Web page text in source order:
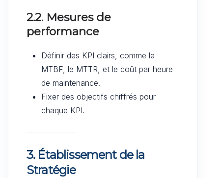
2.2. Mesures de
performance
Définir des KPI clairs, comme le
MTBF, le MTTR, et le coût par heure
de maintenance.
Fixer des objectifs chiffrés pour
chaque KPI.
3. Établissement de la
Stratégie